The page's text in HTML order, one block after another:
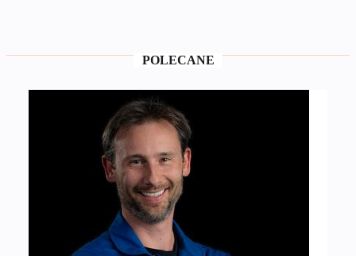
POLECANE